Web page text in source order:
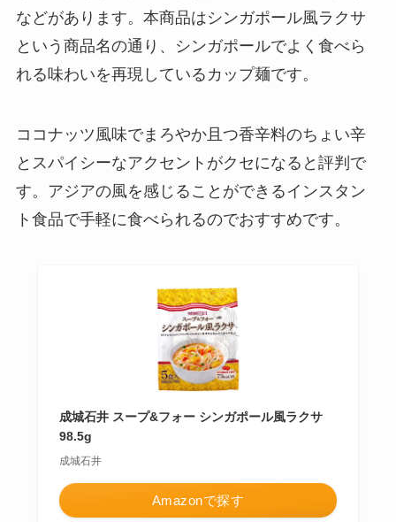
などがあります。本商品はシンガポール風ラクサ
という商品名の通り、シンガポールでよく食べら
れる味わいを再現しているカップ麺です。
ココナッツ風味でまろやか且つ香辛料のちょい辛
とスパイシーなアクセントがクセになると評判で
す。アジアの風を感じることができるインスタン
ト食品で手軽に食べられるのでおすすめです。
成城石井 スープ&フォー シンガポール風ラクサ
98.5g
成城石井
Amazonで探す